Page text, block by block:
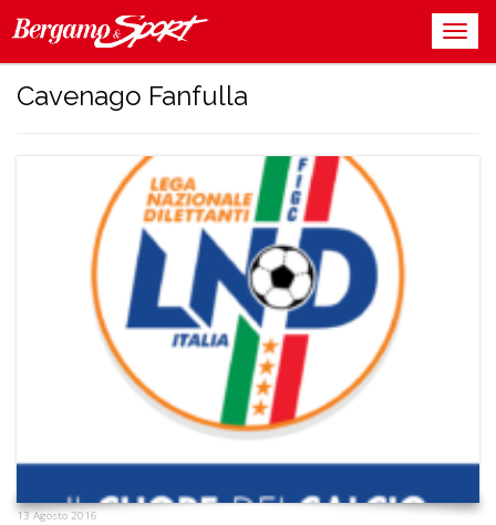
Cavenago Fanfulla
13 Agosto 2016